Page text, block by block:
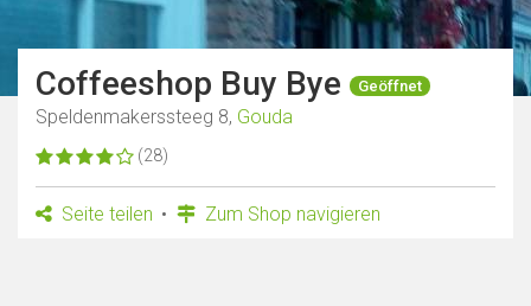
Coffeeshop Buy Bye Geöffnet
Speldenmakerssteeg 8, Gouda
(28)
Seite teilen Zum Shop navigieren